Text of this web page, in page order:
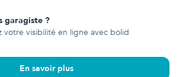
garagiste ?
votre visibilité en ligne avec bolid
En savoir plus